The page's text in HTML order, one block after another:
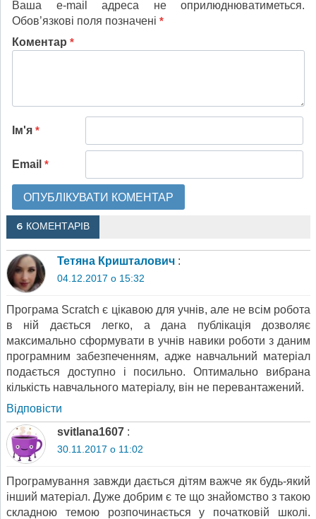
Ваша e-mail адреса не оприлюднюватиметься.
Обов’язкові поля позначені *
Коментар *
Ім'я *
Email *
6 КОМЕНТАРІВ
Тетяна Кришталович :
04.12.2017 о 15:32
Програма Scratch є цікавою для учнів, але не всім робота
в ній дається легко, а дана публікація дозволяє
максимально сформувати в учнів навики роботи з даним
програмним забезпеченням, адже навчальний матеріал
подається доступно і посильно. Оптимально вибрана
кількість навчального матеріалу, він не перевантажений.
Відповіcти
svitlana1607 :
30.11.2017 о 11:02
Програмування завжди дається дітям важче як будь-який
інший матеріал. Дуже добрим є те що знайомство з такою
складною темою розпочинається у початковій школі.